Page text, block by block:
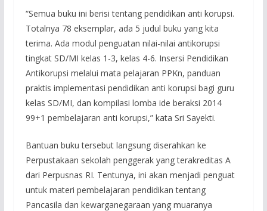
“Semua buku ini berisi tentang pendidikan anti korupsi.
Totalnya 78 eksemplar, ada 5 judul buku yang kita
terima. Ada modul penguatan nilai-nilai antikorupsi
tingkat SD/MI kelas 1-3, kelas 4-6. Insersi Pendidikan
Antikorupsi melalui mata pelajaran PPKn, panduan
praktis implementasi pendidikan anti korupsi bagi guru
kelas SD/MI, dan kompilasi lomba ide beraksi 2014
99+1 pembelajaran anti korupsi,” kata Sri Sayekti.
Bantuan buku tersebut langsung diserahkan ke
Perpustakaan sekolah penggerak yang terakreditas A
dari Perpusnas RI. Tentunya, ini akan menjadi penguat
untuk materi pembelajaran pendidikan tentang
Pancasila dan kewarganegaraan yang muaranya